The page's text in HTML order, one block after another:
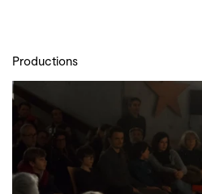
Productions